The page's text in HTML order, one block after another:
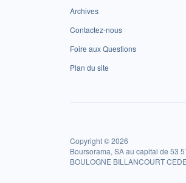
Archives
Contactez-nous
Foire aux Questions
Plan du site
Copyright © 2026
Boursorama, SA au capital de 53
BOULOGNE BILLANCOURT